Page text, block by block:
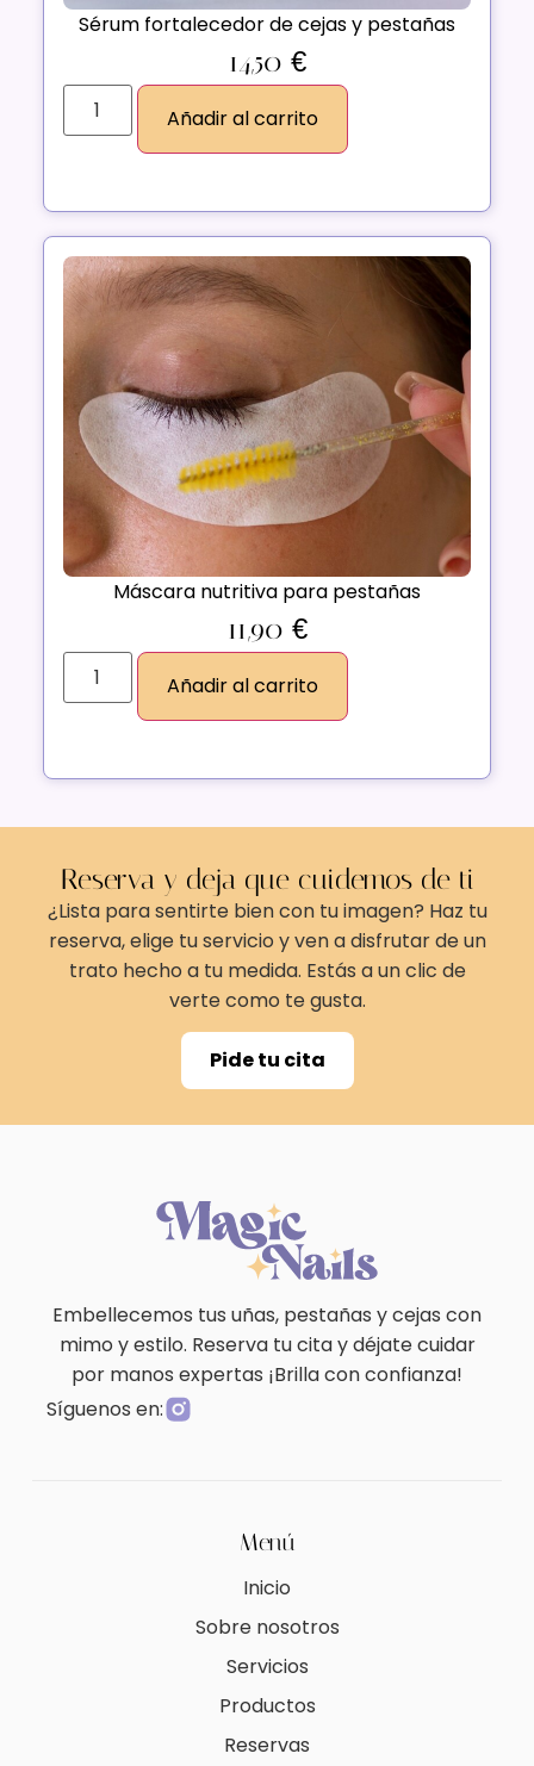
Sérum fortalecedor de cejas y pestañas
14,50 €
Añadir al carrito
Máscara nutritiva para pestañas
11,90 €
Añadir al carrito
Reserva y deja que cuidemos de ti
¿Lista para sentirte bien con tu imagen? Haz tu
reserva, elige tu servicio y ven a disfrutar de un
trato hecho a tu medida. Estás a un clic de
verte como te gusta.
Pide tu cita
Embellecemos tus uñas, pestañas y cejas con
mimo y estilo. Reserva tu cita y déjate cuidar
por manos expertas ¡Brilla con confianza!
Síguenos en:
Menú
Inicio
Sobre nosotros
Servicios
Productos
Reservas